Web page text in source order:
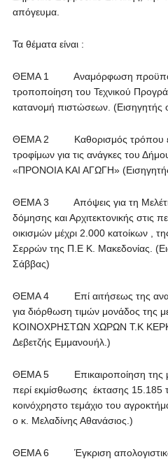
απόγευμα.
Τα θέματα είναι :
ΘΕΜΑ 1 Αναμόρφωση
τροποποίηση του Τεχνικού
κατανομή πιστώσεων. (Εισηγητής
ΘΕΜΑ 2 Καθορισμός τρόπου
τροφίμων για τις ανάγκες του
«ΠΡΟΝΟΙΑ ΚΑΙ ΑΓΩΓΗ»
ΘΕΜΑ 3 Απόψεις για τη Μελέτη
δόμησης και Αρχιτεκτονικής στις
οικισμών μέχρι 2.000 κατοίκων ,
Σερρών της Π.Ε Κ. Μακεδονίας.
Σάββας)
ΘΕΜΑ 4 Επί αιτήσεως της
για διόρθωση τιμών μονάδος της
ΚΟΙΝΟΧΡΗΣΤΩΝ ΧΩΡΩΝ Τ.Κ
Δεβετζής Εμμανουήλ.)
ΘΕΜΑ 5 Επικαιροποίηση της
περί εκμίσθωσης έκτασης 15.185
κοινόχρηστο τεμάχιο του
ο κ. Μελαδίνης Αθανάσιος.)
ΘΕΜΑ 6 Έγκριση